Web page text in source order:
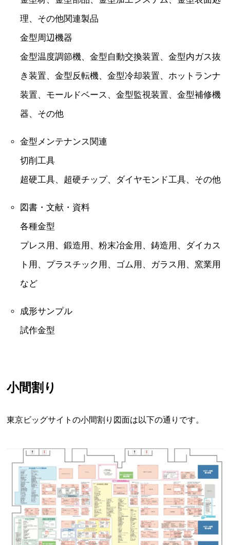
理、その他関連製品
金型周辺機器
金型温度調節機、金型自動交換装置、金型内ガス抜
き装置、金型反転機、金型冷却装置、ホットランナ
装置、モールドベース、金型監視装置、金型補修機
器、その他
金型メンテナンス関連
切削工具
超硬工具、超硬チップ、ダイヤモンド工具、その他
図書・文献・資料
各種金型
プレス用、鍛造用、粉末冶金用、鋳造用、ダイカス
ト用、プラスチック用、ゴム用、ガラス用、窯業用
など
成形サンプル
試作金型
小間割り
東京ビッグサイトの小間割り図面は以下の通りです。